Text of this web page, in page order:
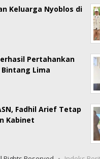
Keluarga Nyoblos di
Pertahankan
Lima
Fadhil Arief Tetap
Kabinet